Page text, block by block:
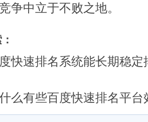
争中立于不败之地。
快速排名系统能长期稳
么有些百度快速排名平